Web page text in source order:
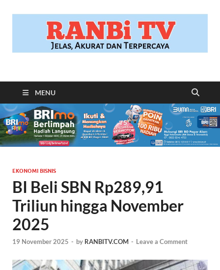
RANBITV.COM
MENU
EKONOMI BISNIS
BI Beli SBN Rp289,91
Triliun hingga November
2025
19 November 2025 - by RANBITV.COM - Leave a Comment